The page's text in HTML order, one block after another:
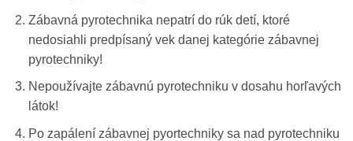
Zábavná pyrotechnika nepatrí do rúk detí, ktoré
nedosiahli predpísaný vek danej kategórie zábavnej
pyrotechniky!
Nepoužívajte zábavnú pyrotechniku v dosahu horľavých
látok!
Po zapálení zábavnej pyortechniky sa nad pyrotechniku